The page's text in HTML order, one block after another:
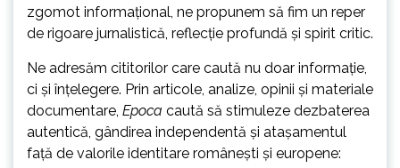
zgomot informațional, ne propunem să fim un reper
de rigoare jurnalistică, reflecție profundă și spirit critic.
Ne adresăm cititorilor care caută nu doar informație,
ci și înțelegere. Prin articole, analize, opinii și materiale
documentare, Epoca caută să stimuleze dezbaterea
autentică, gândirea independentă și atașamentul
față de valorile identitare românești și europene: